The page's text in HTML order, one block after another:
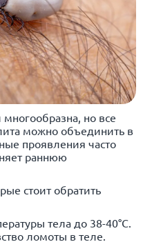
но все
можно объединить в
проявления часто
раннюю
стоит обратить
тела до 38-40°C.
ломоты в теле.